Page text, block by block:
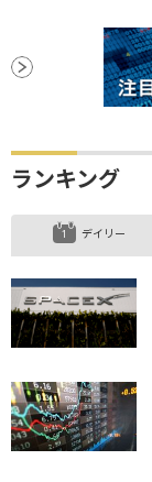
ランキング
デイリー